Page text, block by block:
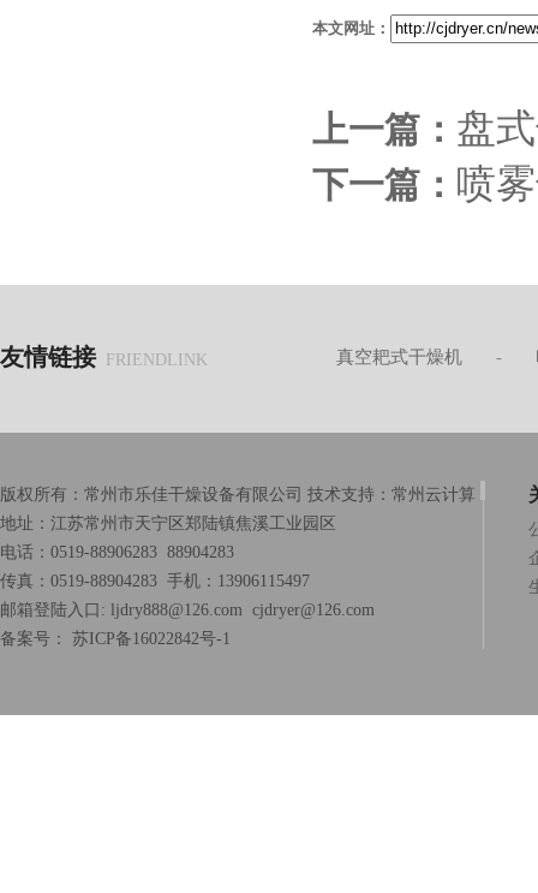
本文网址：
上一篇： 盘
下一篇： 喷
友情链接 FRIENDLINK 真空耙式干燥机 -
版权所有：常州市乐佳干燥设备有限公司 技术支持： 常州云计算
地址：江苏常州市天宁区郑陆镇焦溪工业园区
电话：0519-88906283 88904283
传真：0519-88904283 手机：13906115497
邮箱登陆入口: ljdry888@126.com cjdryer@126.com
备案号： 苏ICP备16022842号-1